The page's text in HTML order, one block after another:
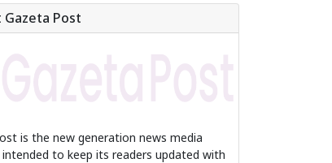
Post
is the new generation news media
to keep its readers updated with